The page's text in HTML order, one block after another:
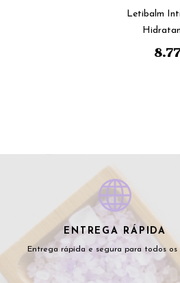
Letibalm
ENTREGA RÁPIDA
Entrega rápida e segura para todos os